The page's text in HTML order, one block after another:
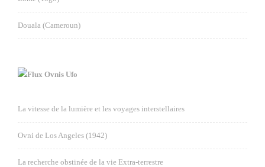
Douala (Cameroun)
Ovnis Ufo
La vitesse de la lumière et les voyages interstellaires
Ovni de Los Angeles (1942)
La recherche obstinée de la vie Extra-terrestre